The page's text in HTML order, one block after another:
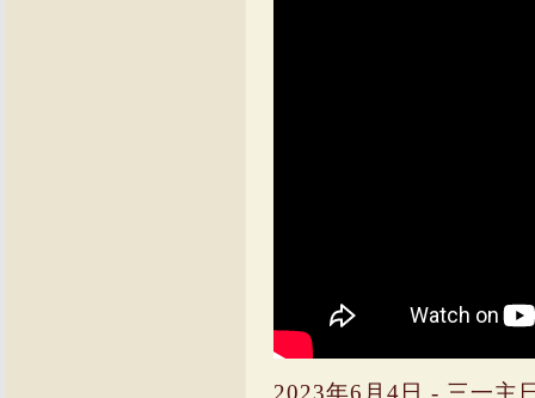
2023年6月4日 - 三一主